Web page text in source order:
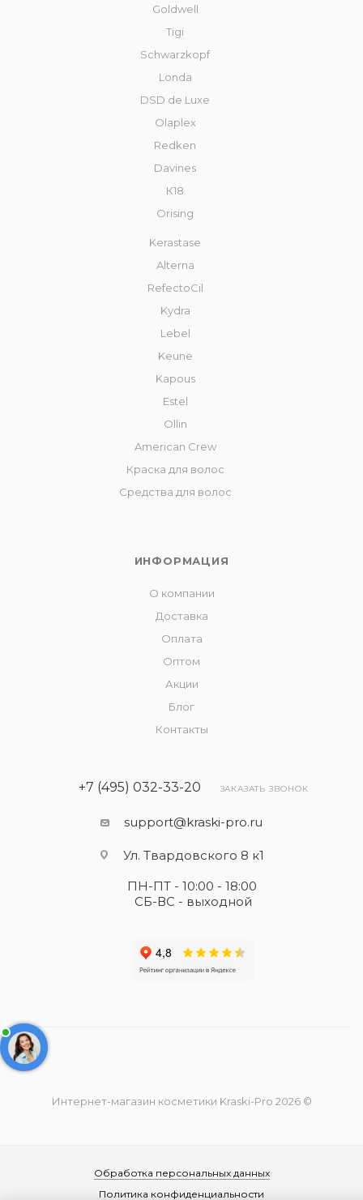
Goldwell
Tigi
Schwarzkopf
Londa
DSD de Luxe
Olaplex
Redken
Davines
К18
Orising
Kerastase
Alterna
RefectoCil
Kydra
Lebel
Keune
Kapous
Estel
Ollin
American Crew
Краска для волос
Средства для волос
ИНФОРМАЦИЯ
О компании
Доставка
Оплата
Оптом
Акции
Блог
Контакты
+7 (495) 032-33-20 ЗАКАЗАТЬ ЗВОНОК
support@kraski-pro.ru
Ул. Твардовского 8 к1
ПН-ПТ - 10:00 - 18:00
СБ-ВС - выходной
Интернет-магазин косметики Kraski-Pro 2026 ©
Обработка персональных данных
Политика конфиденциальности